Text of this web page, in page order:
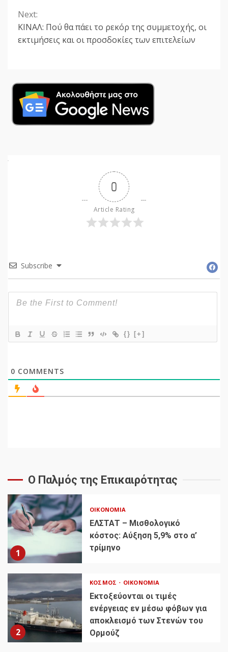
Next:
ΚΙΝΑΛ: Πού θα πάει το ρεκόρ της συμμετοχής, οι
εκτιμήσεις και οι προσδοκίες των επιτελείων
0
Article Rating
Subscribe
{} [+]
0 COMMENTS
Ο Παλμός της Επικαιρότητας
1
ΟΙΚΟΝΟΜΊΑ
ΕΛΣΤΑΤ – Μισθολογικό
κόστος: Αύξηση 5,9% στο α’
τρίμηνο
2
ΚΌΣΜΟΣ ΟΙΚΟΝΟΜΊΑ
Εκτοξεύονται οι τιμές
ενέργειας εν μέσω φόβων για
αποκλεισμό των Στενών του
Ορμούζ